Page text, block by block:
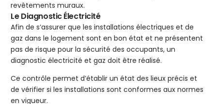
revêtements muraux.
Le Diagnostic Électricité
Afin de s’assurer que les installations électriques et de
gaz dans le logement sont en bon état et ne présentent
pas de risque pour la sécurité des occupants, un
diagnostic électricité et gaz doit être réalisé.
Ce contrôle permet d’établir un état des lieux précis et
de vérifier si les installations sont conformes aux normes
en vigueur.